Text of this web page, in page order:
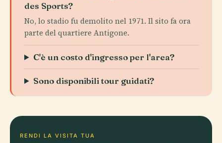
des Sports?
No, lo stadio fu demolito nel 1971. Il sito fa ora
parte del quartiere Antigone.
C'è un costo d'ingresso per l'area?
Sono disponibili tour guidati?
RENDI LA VISITA TUA